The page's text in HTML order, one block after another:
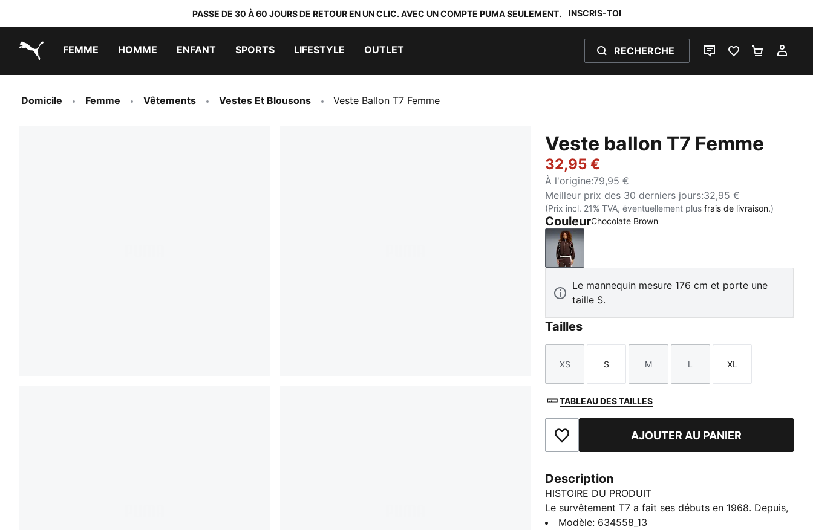
PASSE DE 30 À 60 JOURS DE RETOUR EN UN CLIC. AVEC UN COMPTE PUMA SEULEMENT. INSCRIS-TOI
FEMME HOMME ENFANT SPORTS LIFESTYLE OUTLET RECHERCHE
LIVE CHATFAVORIS 0PANIER 0
Domicile Femme Vêtements Vestes Et Blousons Veste Ballon T7 Femme
Veste ballon T7 Femme
32,95 €
À l'origine:79,95 €
Meilleur prix des 30 derniers jours:32,95 €
(Prix incl. 21% TVA, éventuellement plusfrais de livraison.)
CouleurChocolate Brown
Chocolate Brown
Le mannequin mesure 176 cm et porte une
taille S.
Tailles
Taille
XS
Taille
S
Taille
M
Taille
L
Taille
XL
TABLEAU DES TAILLES
Ajouter aux favorisAJOUTER AU PANIER
Description
HISTOIRE DU PRODUIT
Le survêtement T7 a fait ses débuts en 1968. Depuis,
il n'a cessé de bousculer les codes établis. Avec ses
Modèle: 634558_13